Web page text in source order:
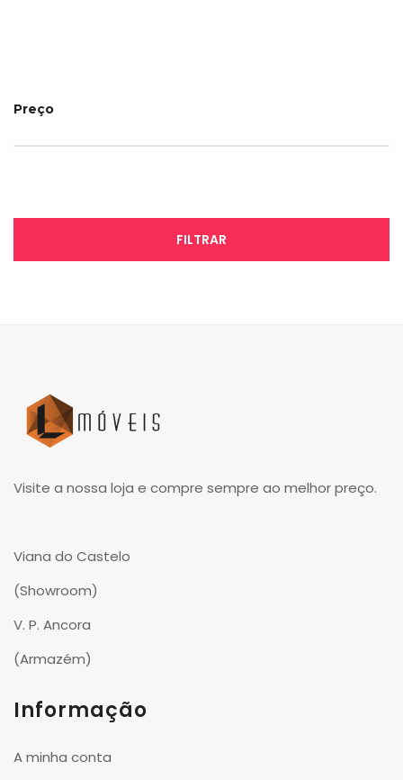
Preço
FILTRAR
Visite a nossa loja e compre sempre ao melhor preço.
Viana do Castelo
(Showroom)
V. P. Ancora
(Armazém)
Informação
A minha conta